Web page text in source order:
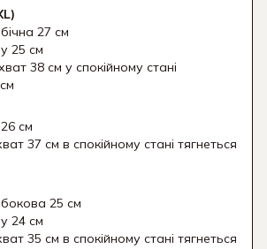
27 см
25 см
38 см у спокійному стані
см
37 см в спокійному стані тягнеться
25 см
24 см
35 см в спокійному стані тягнеться